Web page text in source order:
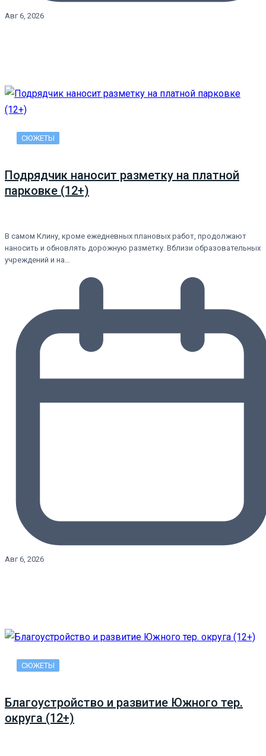
Авг 6, 2026
СЮЖЕТЫ
Подрядчик наносит разметку на платной
парковке (12+)
В самом Клину, кроме ежедневных плановых работ, продолжают
наносить и обновлять дорожную разметку. Вблизи образовательных
учреждений и на…
Авг 6, 2026
СЮЖЕТЫ
Благоустройство и развитие Южного тер.
округа (12+)